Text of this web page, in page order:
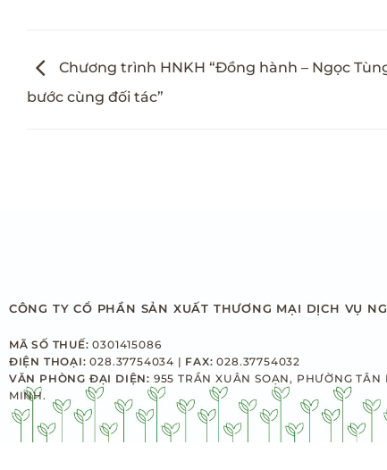
Chương trình HNKH “Đồng hành – Ngọc
bước cùng đối tác”
CÔNG TY CỔ PHẦN SẢN XUẤT THƯƠNG MẠI DỊCH VỤ
MÃ SỐ THUẾ: 0301415086
ĐIỆN THOẠI: 028.37754034 | FAX: 028.37754032
VĂN PHÒNG ĐẠI DIỆN: 955 TRẦN XUÂN SOẠN, PHƯỜNG
MINH.